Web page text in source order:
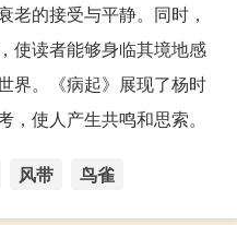
老的接受与平静。同时，
使读者能够身临其境地感
界。《病起》展现了杨时
使人产生共鸣和思索。
风带 鸟雀